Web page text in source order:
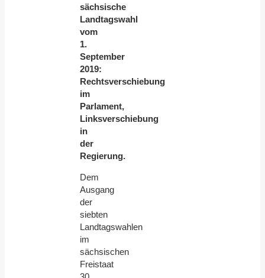
sächsische
Landtagswahl
vom
1.
September
2019:
Rechtsverschiebung
im
Parlament,
Linksverschiebung
in
der
Regierung.
Dem
Ausgang
der
siebten
Landtagswahlen
im
sächsischen
Freistaat